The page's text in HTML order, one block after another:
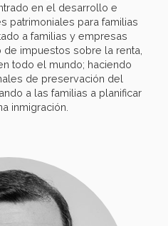
en el desarrollo e
patrimoniales para familias
a familias y empresas
impuestos sobre la renta,
todo el mundo; haciendo
de preservación del
a las familias a planificar
inmigración.